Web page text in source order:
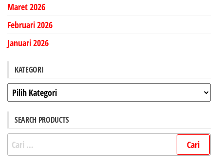
Maret 2026
Februari 2026
Januari 2026
KATEGORI
Kategori
SEARCH PRODUCTS
Cari
untuk: